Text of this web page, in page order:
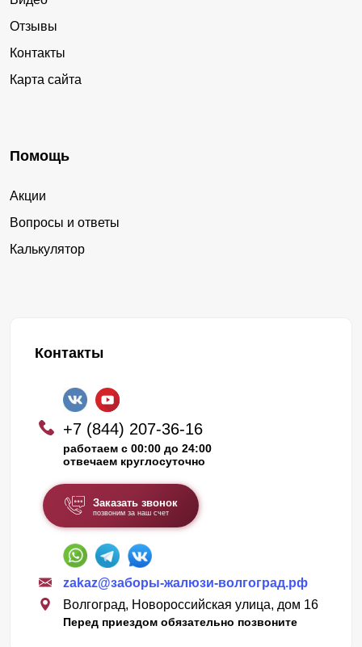
Отзывы
Контакты
Карта сайта
Помощь
Акции
Вопросы и ответы
Калькулятор
Контакты
+7 (844) 207-36-16
работаем с 00:00 до 24:00
отвечаем круглосуточно
Заказать звонок
позвоним за наш счет
zakaz@заборы-жалюзи-волгоград.рф
Волгоград, Новороссийская улица, дом 16
Перед приездом обязательно позвоните